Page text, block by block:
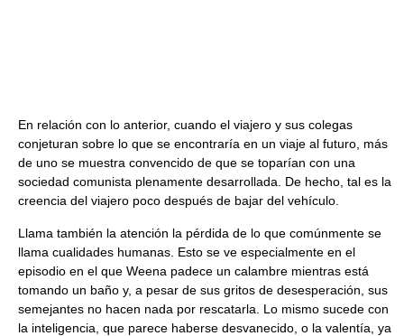
En relación con lo anterior, cuando el viajero y sus colegas
conjeturan sobre lo que se encontraría en un viaje al futuro, más
de uno se muestra convencido de que se toparían con una
sociedad comunista plenamente desarrollada. De hecho, tal es la
creencia del viajero poco después de bajar del vehículo.
Llama también la atención la pérdida de lo que comúnmente se
llama cualidades humanas. Esto se ve especialmente en el
episodio en el que Weena padece un calambre mientras está
tomando un baño y, a pesar de sus gritos de desesperación, sus
semejantes no hacen nada por rescatarla. Lo mismo sucede con
la inteligencia, que parece haberse desvanecido, o la valentía, ya